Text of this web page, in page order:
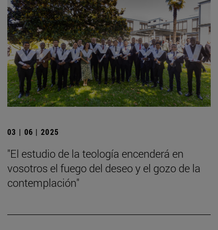
03 | 06 | 2025
"El estudio de la teología encenderá en
vosotros el fuego del deseo y el gozo de la
contemplación"